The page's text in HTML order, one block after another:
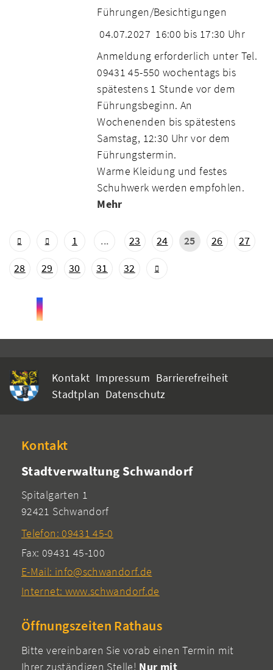
Führungen/Besichtigungen
04.07.2027 16:00 bis 17:30 Uhr
Anmeldung erforderlich unter Tel.
09431 45-550 wochentags bis
spätestens 1 Stunde vor dem
Führungsbeginn. An
Wochenenden bis spätestens
Samstag, 12:30 Uhr vor dem
Führungstermin.
Warme Kleidung und festes
Schuhwerk werden empfohlen.
Mehr
1 ... 23 24 25 26
27
28
29 30 31 32
Kontakt Impressum Barrierefreiheit
Stadtplan Datenschutz
Kontakt
Stadtverwaltung Schwandorf
Spitalgarten 1
92421 Schwandorf
Telefon: 09431 45-0
Fax: 09431 45-100
E-Mail: info@schwandorf.de
Internet: www.schwandorf.de
Öffnungszeiten Rathaus
Bitte vereinbaren Sie vorab einen Termin mit
Ihrer zuständigen Stelle! Nur mit